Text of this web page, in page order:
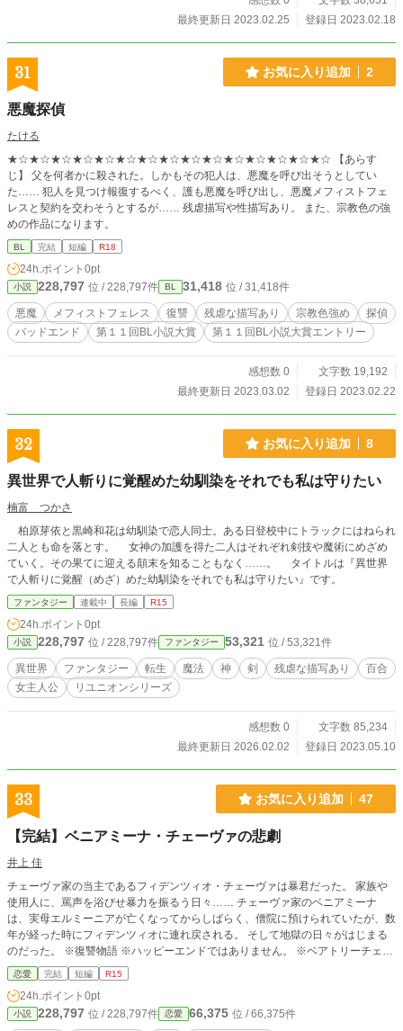
最終更新日 2023.02.25
登録日 2023.02.18
31 お気に入り追加 2
悪魔探偵
たける
★☆★☆★☆★☆★☆★☆★☆★☆★☆★☆★☆★☆★☆★☆★☆ 【あらす
じ】 父を何者かに殺された。しかもその犯人は、悪魔を呼び出そうとしてい
た…… 犯人を見つけ報復するべく、護も悪魔を呼び出し、悪魔メフィストフェ
レスと契約を交わそうとするが…… 残虐描写や性描写あり。 また、宗教色の強
めの作品になります。
BL 完結 短編 R18
24h.ポイント 0pt
小説 228,797 位 / 228,797件 BL 31,418 位 / 31,418件
悪魔 メフィストフェレス 復讐 残虐な描写あり 宗教色強め
探偵
バッドエンド
第１１回BL小説大賞 第１１回BL小説大賞エントリー
感想数 0
文字数 19,192
最終更新日 2023.03.02
登録日 2023.02.22
32 お気に入り追加 8
異世界で人斬りに覚醒めた幼馴染をそれでも私は守りたい
楠富 つかさ
柏原芽依と黒崎和花は幼馴染で恋人同士。ある日登校中にトラックにはねられ
二人とも命を落とす。 女神の加護を得た二人はそれぞれ剣技や魔術にめざめ
ていく。その果てに迎える顛末を知ることもなく……。 タイトルは『異世界
で人斬りに覚醒（めざ）めた幼馴染をそれでも私は守りたい』です。
ファンタジー 連載中 長編 R15
24h.ポイント 0pt
小説 228,797 位 / 228,797件 ファンタジー 53,321 位 / 53,321件
異世界 ファンタジー 転生 魔法 神 剣 残虐な描写あり
百合
女主人公
リユニオンシリーズ
感想数 0
文字数 85,234
最終更新日 2026.02.02
登録日 2023.05.10
33 お気に入り追加 47
【完結】ベニアミーナ・チェーヴァの悲劇
井上 佳
チェーヴァ家の当主であるフィデンツィオ・チェーヴァは暴君だった。 家族や
使用人に、罵声を浴びせ暴力を振るう日々…… チェーヴァ家のベニアミーナ
は、実母エルミーニアが亡くなってからしばらく、僧院に預けられていたが、数
年が経った時にフィデンツィオに連れ戻される。 そして地獄の日々がはじまる
のだった。 ※復讐物語 ※ハッピーエンドではありません。 ※ベアトリーチェ・
チェンチの、チェンチ家の悲劇を元に物語を書いています。 ※史実と異なると
ころもありますので、完全な歴史小説ではありません。 ※ハッピーなことはあ
りません。 ※残虐、近親での行為表現もあります。 コメントをいただけるのは
嬉しいですが、コメントを読む人のことをよく考えてからご記入いただきますよ
恋愛 完結 短編 R15
24h.ポイント 0pt
小説 228,797 位 / 228,797件 恋愛 66,375 位 / 66,375件